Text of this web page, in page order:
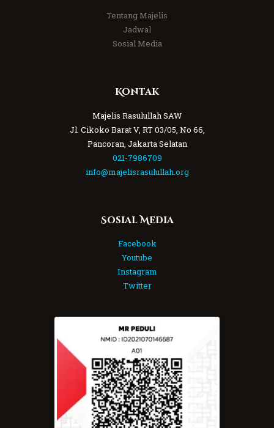
Tentang Majelis
Jadwal
Sosial Media
Kontak
Majelis Rasulullah SAW
Jl. Cikoko Barat V, RT 03/05, No 66,
Pancoran, Jakarta Selatan
021-7986709
info@majelisrasulullah.org
Sosial Media
Facebook
Youtube
Instagram
Twitter